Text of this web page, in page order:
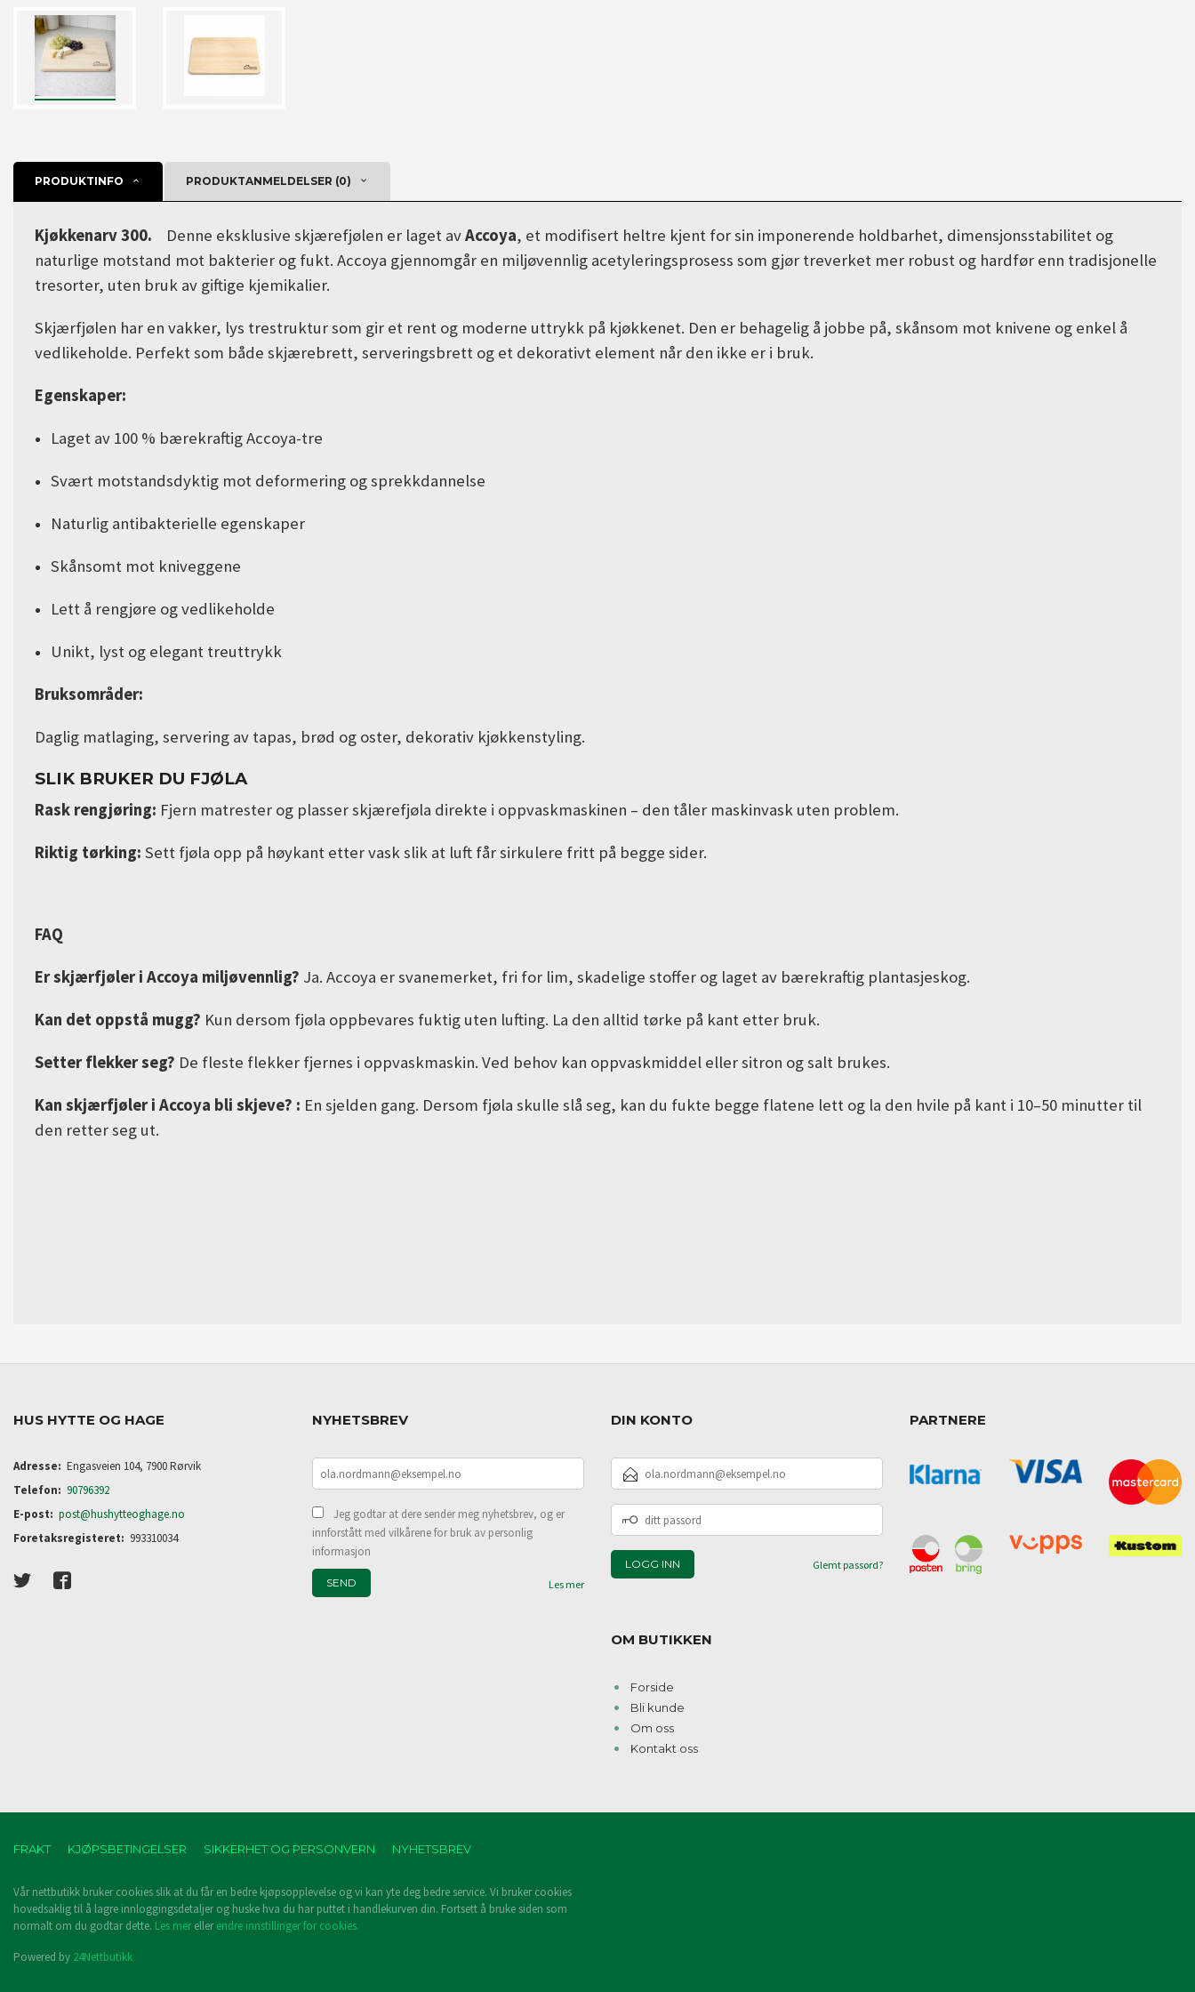
PRODUKTINFO PRODUKTANMELDELSER (0)
Kjøkkenarv 300. Denne eksklusive skjærefjølen er laget avAccoya, et modifisert heltre kjent for sin imponerende holdbarhet, dimensjonsstabilitet og
naturlige motstand mot bakterier og fukt. Accoya gjennomgår en miljøvennlig acetyleringsprosess som gjør treverket mer robust og hardfør enn tradisjonelle
tresorter, uten bruk av giftige kjemikalier.
Skjærfjølen har en vakker, lys trestruktur som gir et rent og moderne uttrykk på kjøkkenet. Den er behagelig å jobbe på, skånsom mot knivene og enkel å
vedlikeholde. Perfekt som både skjærebrett, serveringsbrett og et dekorativt element når den ikke er i bruk.
Egenskaper:
Laget av 100 % bærekraftig Accoya-tre
Svært motstandsdyktig mot deformering og sprekkdannelse
Naturlig antibakterielle egenskaper
Skånsomt mot kniveggene
Lett å rengjøre og vedlikeholde
Unikt, lyst og elegant treuttrykk
Bruksområder:
Daglig matlaging, servering av tapas, brød og oster, dekorativ kjøkkenstyling.
SLIK BRUKER DU FJØLA
Rask rengjøring: Fjern matrester og plasser skjærefjøla direkte i oppvaskmaskinen – den tåler maskinvask uten problem.
Riktig tørking: Sett fjøla opp på høykant etter vask slik at luft får sirkulere fritt på begge sider.
FAQ
Er skjærfjøler i Accoya miljøvennlig? Ja. Accoya er svanemerket, fri for lim, skadelige stoffer og laget av bærekraftig plantasjeskog.
Kan det oppstå mugg? Kun dersom fjøla oppbevares fuktig uten lufting. La den alltid tørke på kant etter bruk.
Setter flekker seg? De fleste flekker fjernes i oppvaskmaskin. Ved behov kan oppvaskmiddel eller sitron og salt brukes.
Kan skjærfjøler i Accoya bli skjeve? : En sjelden gang. Dersom fjøla skulle slå seg, kan du fukte begge flatene lett og la den hvile på kant i 10–50 minutter til
den retter seg ut.
HUS HYTTE OG HAGE
Adresse: Engasveien 104, 7900 Rørvik
Telefon: 90796392
E-post: post@hushytteoghage.no
Foretaksregisteret: 993310034
NYHETSBREV
Jeg godtar at dere sender meg nyhetsbrev, og er
innforstått med vilkårene for bruk av personlig
informasjon
Les mer
DIN KONTO
E-
POSTADRESSE
DITT
PASSORD
Glemt passord?
OM BUTIKKEN
Forside
Bli kunde
Om oss
Kontakt oss
PARTNERE
FRAKT KJØPSBETINGELSER SIKKERHET OG PERSONVERN NYHETSBREV
Vår nettbutikk bruker cookies slik at du får en bedre kjøpsopplevelse og vi kan yte deg bedre service. Vi bruker cookies
hovedsaklig til å lagre innloggingsdetaljer og huske hva du har puttet i handlekurven din. Fortsett å bruke siden som
normalt om du godtar dette. Les merellerendre innstillinger for cookies.
Powered by 24Nettbutikk